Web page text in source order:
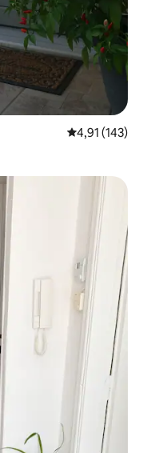
Classificação
4,91 (143)